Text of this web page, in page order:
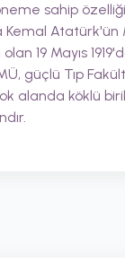
sahip
19 Mayıs
güçlü Tıp
alanda köklü